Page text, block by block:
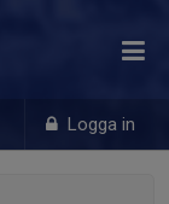
Logga in